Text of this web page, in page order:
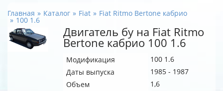
Главная Каталог Fiat Fiat Ritmo Bertone кабрио
100 1.6
Двигатель бу на Fiat Ritmo
Bertone кабрио 100 1.6
Модификация
100 1.6
Даты выпуска
1985 - 1987
Объем
1,6